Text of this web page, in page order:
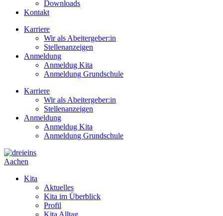
Downloads
Kontakt
Karriere
Wir als Abeitergeber:in
Stellenanzeigen
Anmeldung
Anmeldug Kita
Anmeldung Grundschule
Karriere
Wir als Abeitergeber:in
Stellenanzeigen
Anmeldung
Anmeldug Kita
Anmeldung Grundschule
Aachen
Kita
Aktuelles
Kita im Überblick
Profil
Kita Alltag